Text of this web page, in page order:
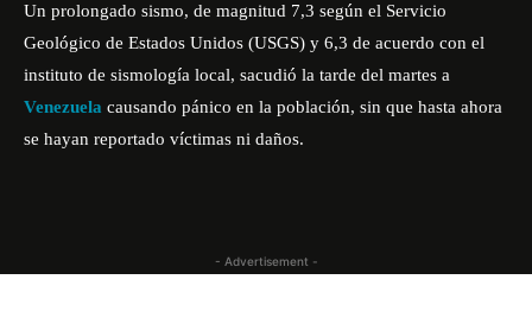
Un prolongado sismo, de magnitud 7,3 según el Servicio
Geológico de Estados Unidos (USGS) y 6,3 de acuerdo con el
instituto de sismología local, sacudió la tarde del martes a
Venezuela causando pánico en la población, sin que hasta ahora
se hayan reportado víctimas ni daños.
- Advertisement -